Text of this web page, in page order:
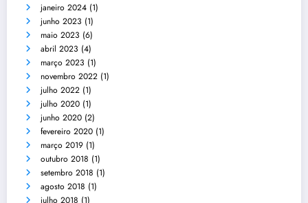
janeiro 2024 (1)
junho 2023 (1)
maio 2023 (6)
abril 2023 (4)
março 2023 (1)
novembro 2022 (1)
julho 2022 (1)
julho 2020 (1)
junho 2020 (2)
fevereiro 2020 (1)
março 2019 (1)
outubro 2018 (1)
setembro 2018 (1)
agosto 2018 (1)
julho 2018 (1)